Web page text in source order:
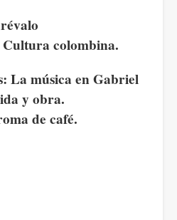
colombina.
La música en Gabriel
y obra.
de café.